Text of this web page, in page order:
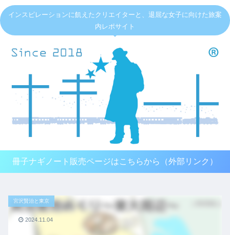
インスピレーションに飢えたクリエイターと、退屈な女子に向けた旅案
内レポサイト
冊子ナギノート販売ページはこちらから（外部リンク）
宮沢賢治と東京
2024.11.04